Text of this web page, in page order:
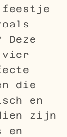
vier
die
en
zijn
en